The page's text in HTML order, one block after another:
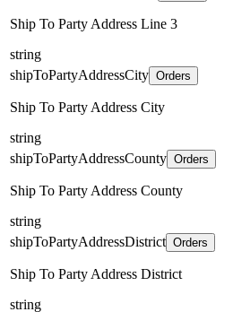
Ship To Party Address Line 3
string
shipToPartyAddressCity Orders
Ship To Party Address City
string
shipToPartyAddressCounty Orders
Ship To Party Address County
string
shipToPartyAddressDistrict Orders
Ship To Party Address District
string